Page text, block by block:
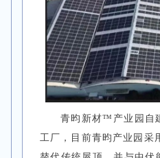
青昀新材™产业园自
工厂，目前青昀产业园采